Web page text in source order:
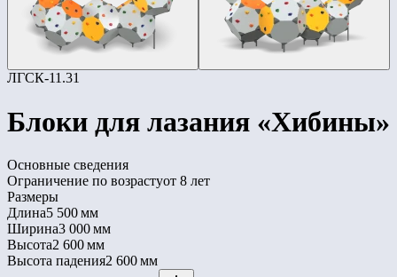
ЛГСК-11.31
Блоки для лазания «Хибины»
Основные сведения
Ограничение по возрастуот 8 лет
Размеры
Длина5 500 мм
Ширина3 000 мм
Высота2 600 мм
Высота падения2 600 мм